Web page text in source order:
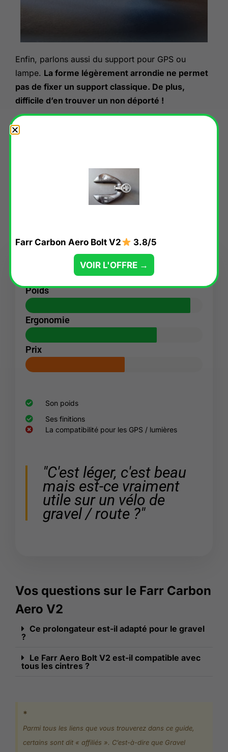
Enfin, parlons aussi du support pour GPS ou
lampe. La forme légèrement arrondie ne permet
pas de fixer un support classique. De plus,
difficile d’en trouver un non déporté !
Heureusement, la marque a conçu un support
malgré tout, en bricolant un peu, on peut arriver à
ses fins comme le montre les photos.
Poids
Ergonomie
Prix
Son poids
Ses finitions
La compatibilité pour les GPS / lumières
"C'est léger, c'est beau
mais est-ce vraiment
utile sur un vélo de
gravel / route ?"
Vos questions sur le Farr Carbon
Aero V2
Ce prolongateur est-il adapté pour le gravel
?
Le Farr Aero Bolt V2 est-il compatible avec
tous les cintres ?
*
Parmi tous les liens que vous trouverez dans ce guide,
certains sont dit « affiliés ». C’est-à-dire que Gravel
Farr Carbon Aero Bolt V2 3.8/5
VOIR L'OFFRE →